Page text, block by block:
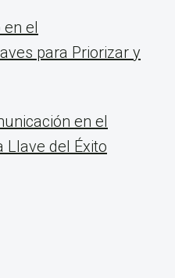
en el
para Priorizar y
en el
Llave del Éxito